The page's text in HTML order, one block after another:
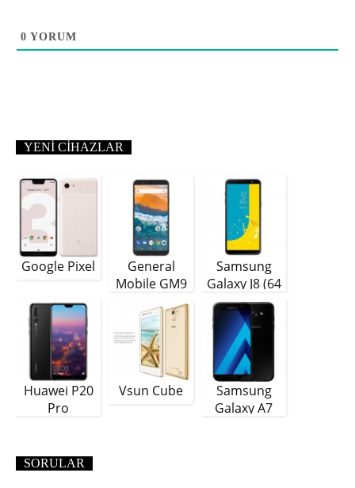
0 YORUM
YENI CIHAZLAR
Google Pixel
General
Mobile GM9
Samsung
Galaxy J8 (64
GB)
Huawei P20
Pro
Vsun Cube
Samsung
Galaxy A7
SORULAR